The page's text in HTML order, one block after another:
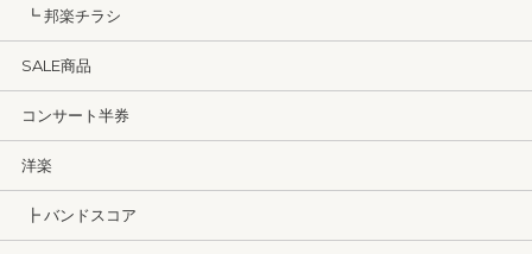
┗ 邦楽チラシ
SALE商品
コンサート半券
洋楽
┣ バンドスコア